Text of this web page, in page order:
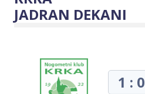
JADRAN DEKANI
1 : 0